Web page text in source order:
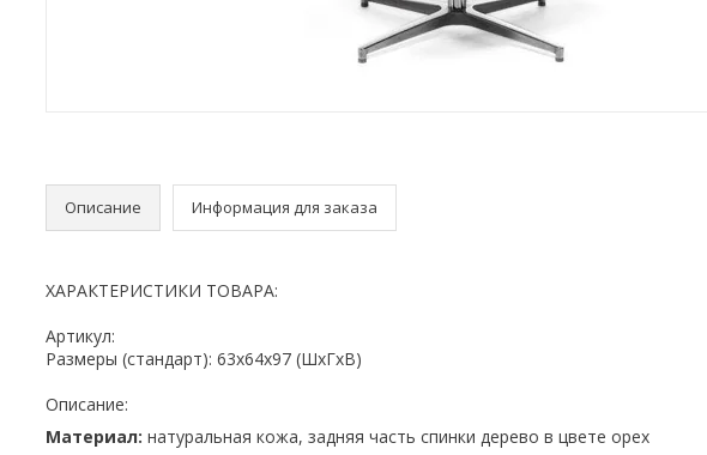
Описание Информация для заказа
ХАРАКТЕРИСТИКИ ТОВАРА:
Артикул:
Размеры (стандарт): 63x64x97 (ШхГхВ)
Описание:
Материал: натуральная кожа, задняя часть спинки дерево в цвете орех